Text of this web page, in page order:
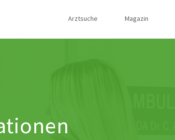
Arztsuche Magazin